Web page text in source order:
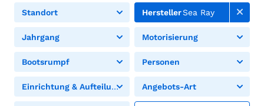
Standort HerstellerSea Ray
Jahrgang Motorisierung
Bootsrumpf Personen
Einrichtung & Aufteilung Angebots-Art